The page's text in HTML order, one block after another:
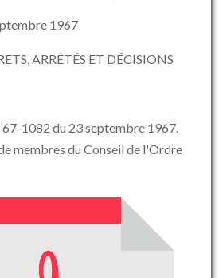
1967
ARRÊTÉS ET DÉCISIONS
67-1082 du 23 septembre 1967.
membres du Conseil de l'Ordre